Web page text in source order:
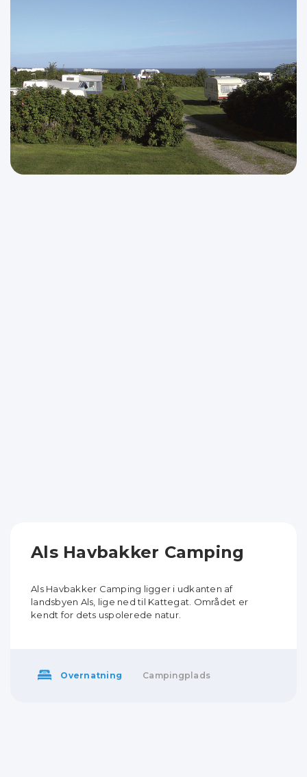
Als Havbakker Camping
Als Havbakker Camping ligger i udkanten af
landsbyen Als, lige ned til Kattegat. Området er
kendt for dets uspolerede natur.
Overnatning Campingplads